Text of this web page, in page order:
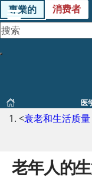
專業的 消费者
医
<衰老和生活质量
老年人的